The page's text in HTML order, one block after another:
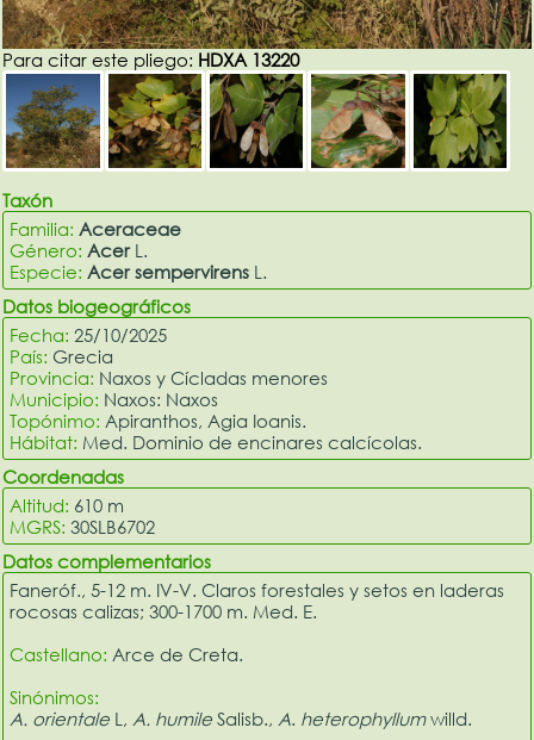
Para citar este pliego: HDXA 13220
Taxón
Familia: Aceraceae
Género: AcerL.
Especie: Acer sempervirens L.
Datos biogeográficos
Fecha:25/10/2025
País: Grecia
Provincia: Naxos y Cícladas menores
Municipio: Naxos: Naxos
Topónimo: Apiranthos, Agia Ioanis.
Hábitat: Med. Dominio de encinares calcícolas.
Coordenadas
Altitud: 610 m
MGRS:30SLB6702
Datos complementarios
Faneróf., 5-12 m. IV-V. Claros forestales y setos en laderas
rocosas calizas; 300-1700 m. Med. E.
Castellano: Arce de Creta.
Sinónimos:
A. orientale L, A. humile Salisb., A heterophyllumwilld.